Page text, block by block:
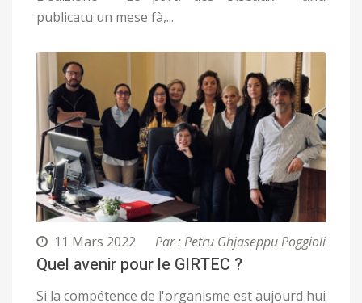
publicatu un mese fà,...
11 Mars 2022 Par : Petru Ghjaseppu Poggioli
Quel avenir pour le GIRTEC ?
Si la compétence de l'organisme est aujourd hui